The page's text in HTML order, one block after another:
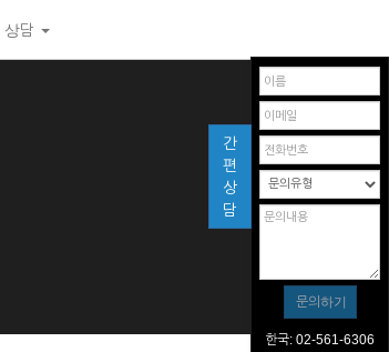
상담
간
편
상
담
한국: 02-561-6306